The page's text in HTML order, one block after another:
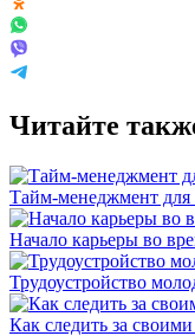
Читайте
Тайм-менеджмент для
Начало карьеры во
Трудоустройство
Как следить за своими